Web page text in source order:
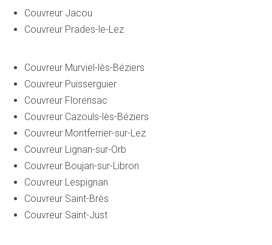
Couvreur Jacou
Couvreur Prades-le-Lez
Couvreur Murviel-lès-Béziers
Couvreur Puisserguier
Couvreur Florensac
Couvreur Cazouls-lès-Béziers
Couvreur Montferrier-sur-Lez
Couvreur Lignan-sur-Orb
Couvreur Boujan-sur-Libron
Couvreur Lespignan
Couvreur Saint-Brès
Couvreur Saint-Just